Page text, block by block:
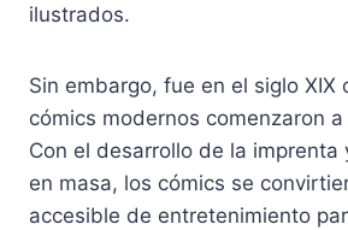
ilustrados.
Sin embargo, fue en el siglo XIX
cómics modernos comenzaron
Con el desarrollo de la imprenta
en masa, los cómics se
accesible de entretenimiento